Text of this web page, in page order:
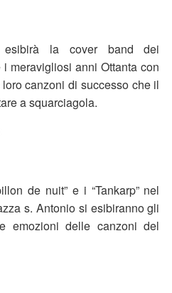
la cover band dei
i meravigliosi anni Ottanta con
canzoni di successo che il
a squarciagola.
de nuit” e i “Tankarp” nel
s. Antonio si esibiranno gli
emozioni delle canzoni del